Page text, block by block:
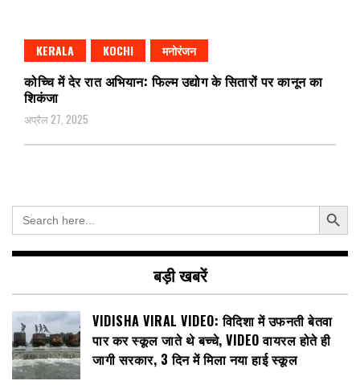
KERALA KOCHI मनोरंजन
कोच्चि में देर रात अभियान: फिल्म उद्योग के सितारों पर कानून का
शिकंजा
अप्रैल 27, 2025
Search
for:
Search Button
बड़ी खबरें
VIDISHA VIRAL VIDEO: विदिशा में उफनती बेतवा
पार कर स्कूल जाते थे बच्चे, VIDEO वायरल होते ही
जागी सरकार, 3 दिन में मिला नया हाई स्कूल